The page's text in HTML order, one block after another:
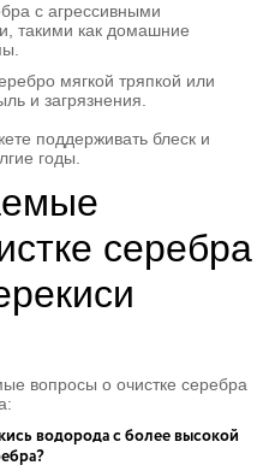
с агрессивными
такими как домашние
мягкой тряпкой или
и загрязнения.
поддерживать блеск и
годы.
серебра
вопросы о очистке серебра
водорода с более высокой